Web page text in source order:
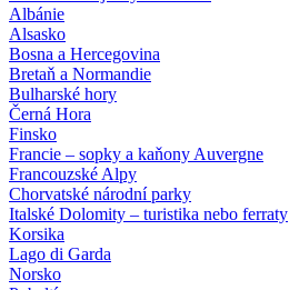
Albánie
Alsasko
Bosna a Hercegovina
Bretaň a Normandie
Bulharské hory
Černá Hora
Finsko
Francie – sopky a kaňony Auvergne
Francouzské Alpy
Chorvatské národní parky
Italské Dolomity – turistika nebo ferraty
Korsika
Lago di Garda
Norsko